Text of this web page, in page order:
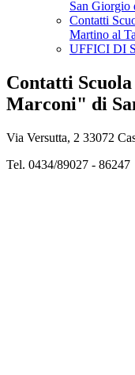
San Giorgio
Contatti
Martino al
UFFICI DI
Contatti
Marconi" di
Via Versutta, 2 33072
Tel. 0434/89027 - 86247